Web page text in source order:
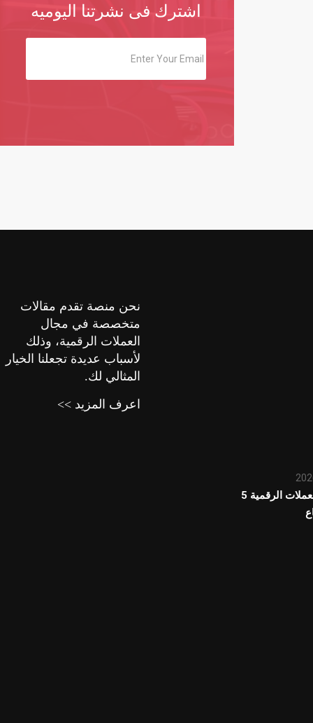
اشترك فى نشرتنا اليوميه
تحديث سوق العملات الرقمية 5
نحن منصة تقدم مقالات
متخصصة في مجال
العملات الرقمية، وذلك
لأسباب عديدة تجعلنا الخيار
المثالي لك.
اعرف المزيد >>